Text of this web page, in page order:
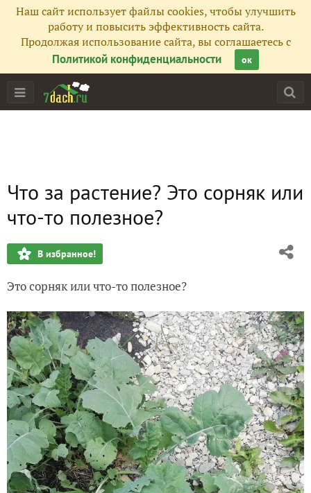
Наш сайт использует файлы cookies, чтобы улучшить
работу и повысить эффективность сайта.
Продолжая использование сайта, вы соглашаетесь с
Политикой конфиденциальности
ок
Что за растение? Это сорняк или
что-то полезное?
В избранное!
Это сорняк или что-то полезное?